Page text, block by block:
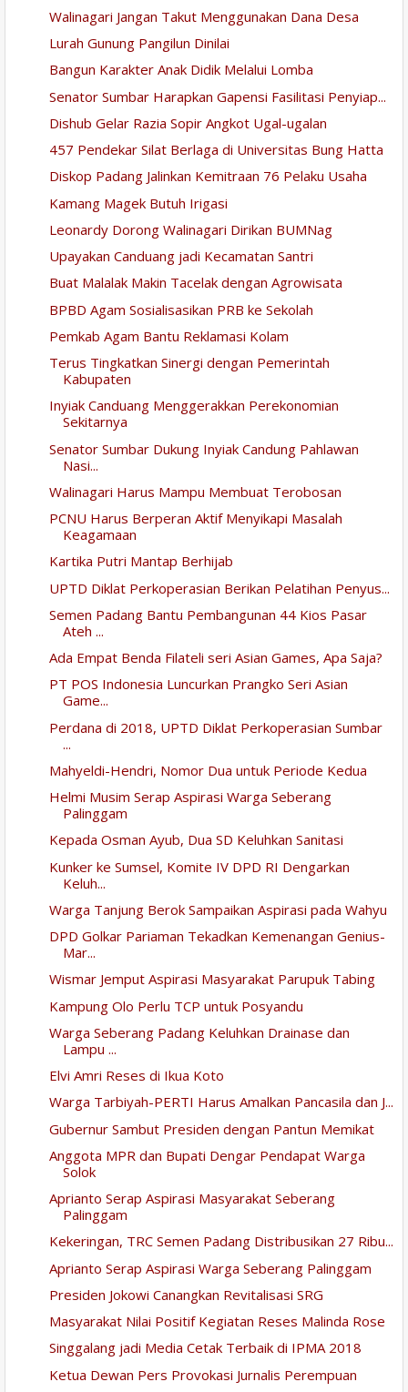
Walinagari Jangan Takut Menggunakan Dana Desa
Lurah Gunung Pangilun Dinilai
Bangun Karakter Anak Didik Melalui Lomba
Senator Sumbar Harapkan Gapensi Fasilitasi Penyiap...
Dishub Gelar Razia Sopir Angkot Ugal-ugalan
457 Pendekar Silat Berlaga di Universitas Bung Hatta
Diskop Padang Jalinkan Kemitraan 76 Pelaku Usaha
Kamang Magek Butuh Irigasi
Leonardy Dorong Walinagari Dirikan BUMNag
Upayakan Canduang jadi Kecamatan Santri
Buat Malalak Makin Tacelak dengan Agrowisata
BPBD Agam Sosialisasikan PRB ke Sekolah
Pemkab Agam Bantu Reklamasi Kolam
Terus Tingkatkan Sinergi dengan Pemerintah
Kabupaten
Inyiak Canduang Menggerakkan Perekonomian
Sekitarnya
Senator Sumbar Dukung Inyiak Candung Pahlawan
Nasi...
Walinagari Harus Mampu Membuat Terobosan
PCNU Harus Berperan Aktif Menyikapi Masalah
Keagamaan
Kartika Putri Mantap Berhijab
UPTD Diklat Perkoperasian Berikan Pelatihan Penyus...
Semen Padang Bantu Pembangunan 44 Kios Pasar
Ateh ...
Ada Empat Benda Filateli seri Asian Games, Apa Saja?
PT POS Indonesia Luncurkan Prangko Seri Asian
Game...
Perdana di 2018, UPTD Diklat Perkoperasian Sumbar
...
Mahyeldi-Hendri, Nomor Dua untuk Periode Kedua
Helmi Musim Serap Aspirasi Warga Seberang
Palinggam
Kepada Osman Ayub, Dua SD Keluhkan Sanitasi
Kunker ke Sumsel, Komite IV DPD RI Dengarkan
Keluh...
Warga Tanjung Berok Sampaikan Aspirasi pada Wahyu
DPD Golkar Pariaman Tekadkan Kemenangan Genius-
Mar...
Wismar Jemput Aspirasi Masyarakat Parupuk Tabing
Kampung Olo Perlu TCP untuk Posyandu
Warga Seberang Padang Keluhkan Drainase dan
Lampu ...
Elvi Amri Reses di Ikua Koto
Warga Tarbiyah-PERTI Harus Amalkan Pancasila dan J...
Gubernur Sambut Presiden dengan Pantun Memikat
Anggota MPR dan Bupati Dengar Pendapat Warga
Solok
Aprianto Serap Aspirasi Masyarakat Seberang
Palinggam
Kekeringan, TRC Semen Padang Distribusikan 27 Ribu...
Aprianto Serap Aspirasi Warga Seberang Palinggam
Presiden Jokowi Canangkan Revitalisasi SRG
Masyarakat Nilai Positif Kegiatan Reses Malinda Rose
Singgalang jadi Media Cetak Terbaik di IPMA 2018
Ketua Dewan Pers Provokasi Jurnalis Perempuan